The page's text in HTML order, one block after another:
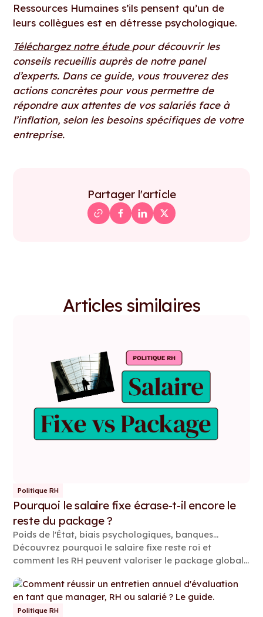
Ressources Humaines s’ils pensent qu’un de
leurs collègues est en détresse psychologique.
Téléchargez notre étude pour découvrir les
conseils recueillis auprès de notre panel
d’experts. Dans ce guide, vous trouverez des
actions concrètes pour vous permettre de
répondre aux attentes de vos salariés face à
l’inflation, selon les besoins spécifiques de votre
entreprise.
Partager l'article
Articles similaires
Politique RH
Pourquoi le salaire fixe écrase-t-il encore le
reste du package ?
Poids de l'État, biais psychologiques, banques...
Découvrez pourquoi le salaire fixe reste roi et
comment les RH peuvent valoriser le package global
Politique RH